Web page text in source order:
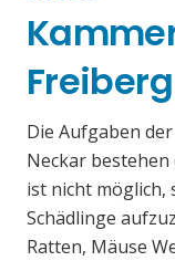
Die Aufgaben
Neckar
ist nicht möglich,
Schädlinge
Ratten, Mäuse